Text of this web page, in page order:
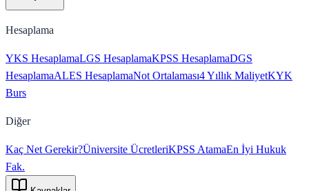
Hesaplama
YKS HesaplamaLGS HesaplamaKPSS HesaplamaDGS
HesaplamaALES HesaplamaNot Ortalaması4 Yıllık MaliyetKYK
Burs
Diğer
Kaç Net Gerekir?Üniversite ÜcretleriKPSS AtamaEn İyi Hukuk
Fak.